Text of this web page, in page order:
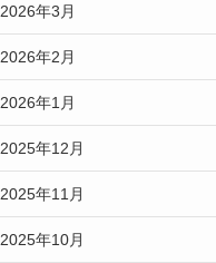
2026年3月
2026年2月
2026年1月
2025年12月
2025年11月
2025年10月